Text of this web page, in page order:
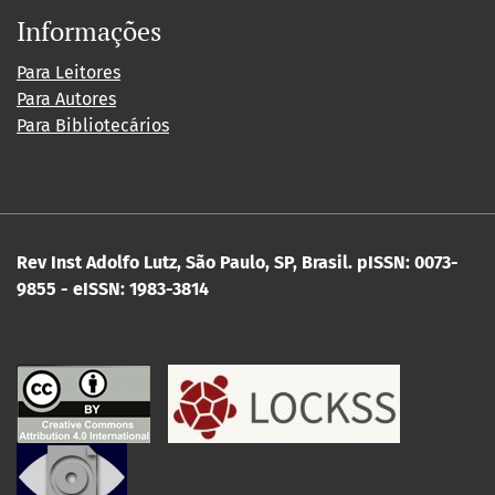
Informações
Para Leitores
Para Autores
Para Bibliotecários
Rev Inst Adolfo Lutz, São Paulo, SP, Brasil. pISSN: 0073-
9855 - eISSN: 1983-3814